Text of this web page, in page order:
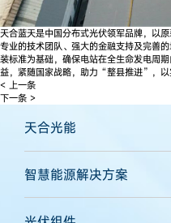
天合蓝天是中国分布式光伏领军品牌，以
专业的技术团队、强大的金融支持及完善
装标准为基础，确保电站在全生命发电周
益，紧随国家战略，助力“整县推进”，
< 上一条
下一条 >
天合光能
智慧能源解决方案